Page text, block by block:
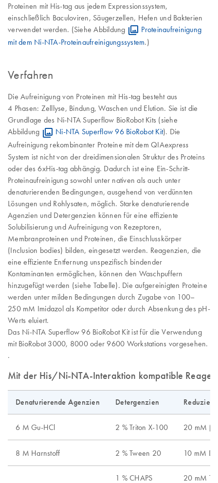
Proteinen mit His-tag aus jedem Expressionssystem,
einschließlich Baculoviren, Säugerzellen, Hefen und Bakterien
verwendet werden. (Siehe Abbildung
Proteinaufreinigung
mit dem Ni-NTA-Proteinaufreinigungssystem.)
Verfahren
Die Aufreinigung von Proteinen mit His-tag besteht aus
4 Phasen: Zelllyse, Bindung, Waschen und Elution. Sie ist die
Grundlage des Ni-NTA Superflow BioRobot Kits (siehe
Abbildung
Ni-NTA Superflow 96 BioRobot Kit). Die
Aufreinigung rekombinanter Proteine mit dem QIAexpress
System ist nicht von der dreidimensionalen Struktur des Proteins
oder des 6xHis-tag abhängig. Dadurch ist eine Ein-Schritt-
Proteinaufreinigung sowohl unter nativen als auch unter
denaturierenden Bedingungen, ausgehend von verdünnten
Lösungen und Rohlysaten, möglich. Starke denaturierende
Agenzien und Detergenzien können für eine effiziente
Solubilisierung und Aufreinigung von Rezeptoren,
Membranproteinen und Proteinen, die Einschlusskörper
(Inclusion bodies) bilden, eingesetzt werden. Reagenzien, die
eine effiziente Entfernung unspezifisch bindender
Kontaminanten ermöglichen, können den Waschpuffern
hinzugefügt werden (siehe Tabelle). Die aufgereinigten Proteine
werden unter milden Bedingungen durch Zugabe von 100–
250 mM Imidazol als Kompetitor oder durch Absenkung des pH-
Werts eluiert.
Das Ni-NTA Superflow 96 BioRobot Kit ist für die Verwendung
mit BioRobot 3000, 8000 oder 9600 Workstations vorgesehen.
.
Mit der His/Ni-NTA-Interaktion kompatible
Denaturierende Agenzien Detergenzien
6 M Gu-HCl 2 % Triton X-100 20 mM β-
8 M Harnstoff 2 % Tween 20 10 mM
1 % CHAPS 20 mM